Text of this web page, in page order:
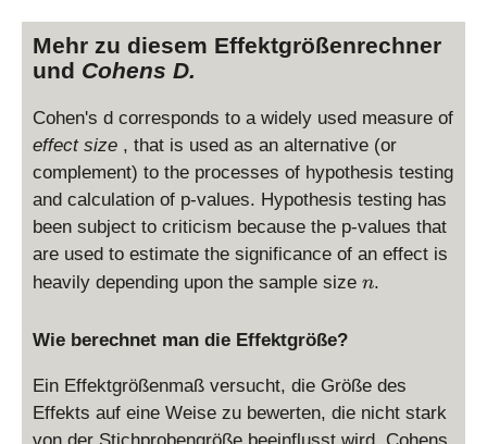
Mehr zu diesem Effektgrößenrechner
und Cohens D.
Cohen's d corresponds to a widely used measure of
effect size , that is used as an alternative (or
complement) to the processes of hypothesis testing
and calculation of p-values. Hypothesis testing has
been subject to criticism because the p-values that
are used to estimate the significance of an effect is
heavily depending upon the sample size n
n.
Wie berechnet man die Effektgröße?
Ein Effektgrößenmaß versucht, die Größe des
Effekts auf eine Weise zu bewerten, die nicht stark
von der Stichprobengröße beeinflusst wird. Cohens